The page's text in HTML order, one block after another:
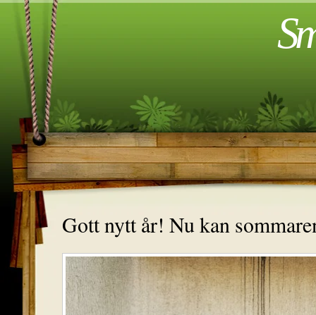
Gott nytt år! Nu kan